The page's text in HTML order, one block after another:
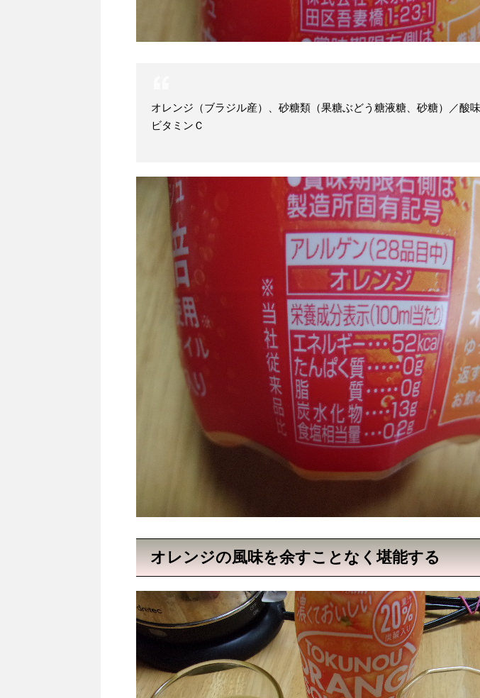
オレンジ（ブラジル産）、砂糖類（果糖ぶどう糖液糖、砂糖）／酸味
ビタミンＣ
オレンジの風味を余すことなく堪能する